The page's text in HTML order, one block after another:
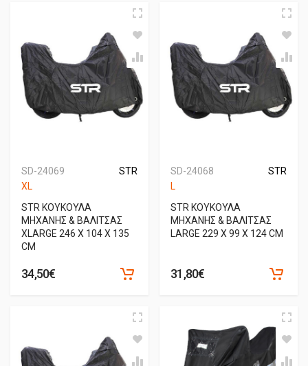
SD-24069
STR
XL
STR ΚΟΥΚΟΥΛΑ
ΜΗΧΑΝΗΣ & ΒΑΛΙΤΣΑΣ
XLARGE 246 Χ 104 Χ 135
CM
34,50€
SD-24068
STR
L
STR ΚΟΥΚΟΥΛΑ
ΜΗΧΑΝΗΣ & ΒΑΛΙΤΣΑΣ
LARGE 229 Χ 99 Χ 124 CM
31,80€